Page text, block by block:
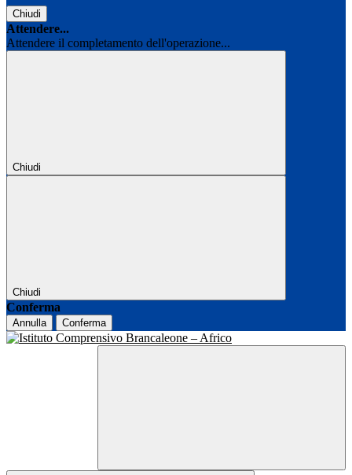
Chiudi
Attendere...
Attendere il completamento dell'operazione...
Chiudi
Chiudi
Conferma
Annulla Conferma